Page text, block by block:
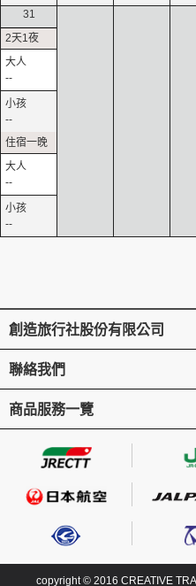
31
--
--
--
--
創造旅行社股份有限公司
聯絡我們
商品服務一覽
copyright © 2016 CREATIVE